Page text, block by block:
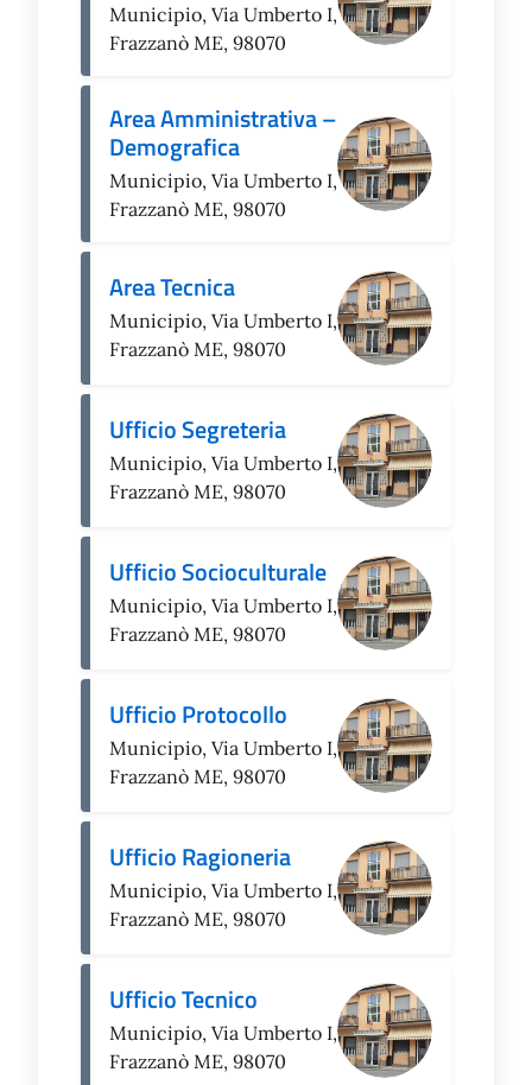
Municipio, Via Umberto I,
Frazzanò ME, 98070
Area Amministrativa –
Demografica
Municipio, Via Umberto I,
Frazzanò ME, 98070
Area Tecnica
Municipio, Via Umberto I,
Frazzanò ME, 98070
Ufficio Segreteria
Municipio, Via Umberto I,
Frazzanò ME, 98070
Ufficio Socioculturale
Municipio, Via Umberto I,
Frazzanò ME, 98070
Ufficio Protocollo
Municipio, Via Umberto I,
Frazzanò ME, 98070
Ufficio Ragioneria
Municipio, Via Umberto I,
Frazzanò ME, 98070
Ufficio Tecnico
Municipio, Via Umberto I,
Frazzanò ME, 98070